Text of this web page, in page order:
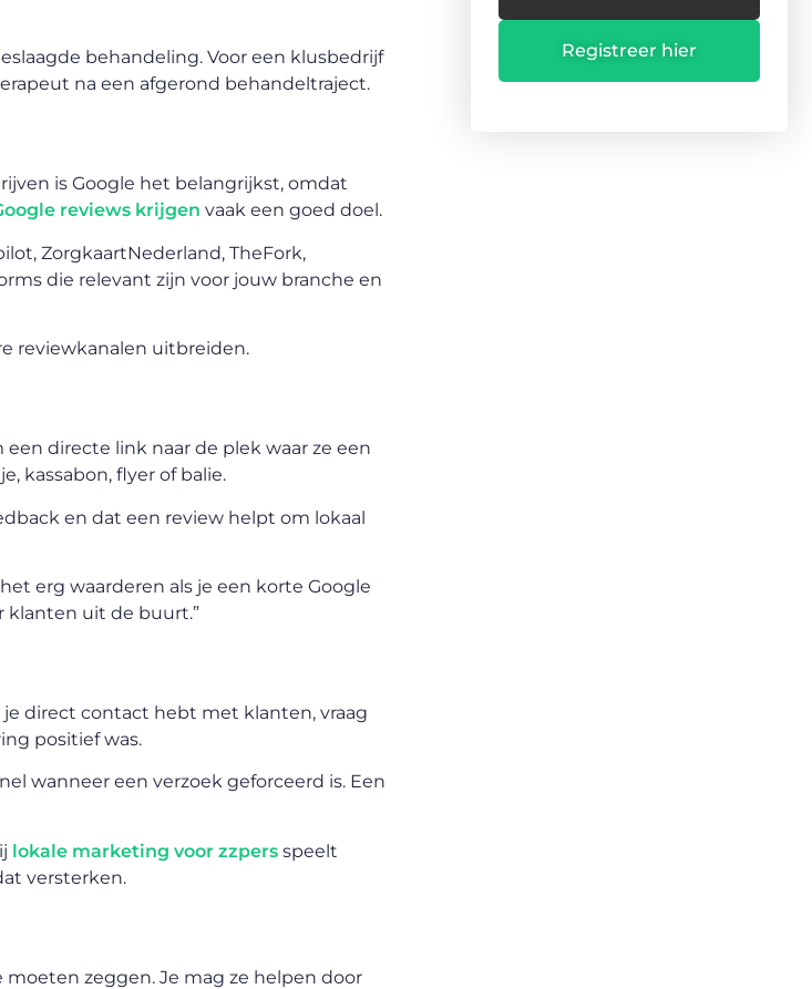
behandeling. Voor een klusbedrijf
na een afgerond behandeltraject.
is Google het belangrijkst, omdat
reviews krijgen vaak een goed doel.
ZorgkaartNederland, TheFork,
die relevant zijn voor jouw branche en
reviewkanalen uitbreiden.
directe link naar de plek waar ze een
kassabon, flyer of balie.
en dat een review helpt om lokaal
erg waarderen als je een korte Google
klanten uit de buurt.”
direct contact hebt met klanten, vraag
positief was.
wanneer een verzoek geforceerd is. Een
lokale marketing voor zzpers speelt
versterken.
zeggen. Je mag ze helpen door
Registreer hier